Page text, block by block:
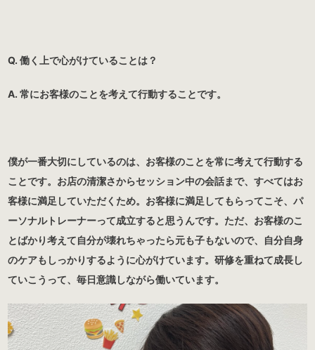
Q. 働く上で心がけていることは？
A. 常にお客様のことを考えて行動することです。
僕が一番大切にしているのは、お客様のことを常に考えて行動する
ことです。お店の清潔さからセッション中の会話まで、すべてはお
客様に満足していただくため。お客様に満足してもらってこそ、パ
ーソナルトレーナーって成立すると思うんです。ただ、お客様のこ
とばかり考えて自分が壊れちゃったら元も子もないので、自分自身
のケアもしっかりするように心がけています。研修を重ねて成長し
ていこうって、毎日意識しながら働いています。